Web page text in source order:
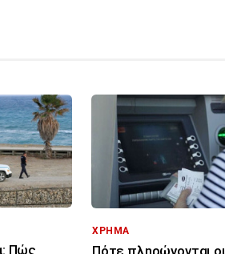
Πώς
ΧΡΗΜΑ
Πότε πληρώνονται οι